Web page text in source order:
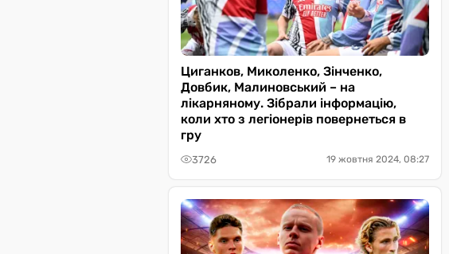
Циганков, Миколенко, Зінченко,
Довбик, Малиновський – на
лікарняному. Зібрали інформацію,
коли хто з легіонерів повернеться в
гру
3726 19 жовтня 2024, 08:27